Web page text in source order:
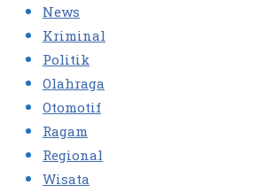
News
Kriminal
Politik
Olahraga
Otomotif
Ragam
Regional
Wisata